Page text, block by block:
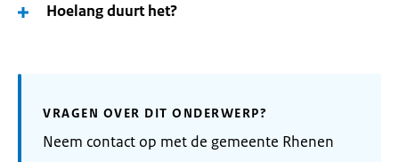
Hoelang duurt het?
VRAGEN OVER DIT ONDERWERP?
Neem contact op met de gemeente Rhenen